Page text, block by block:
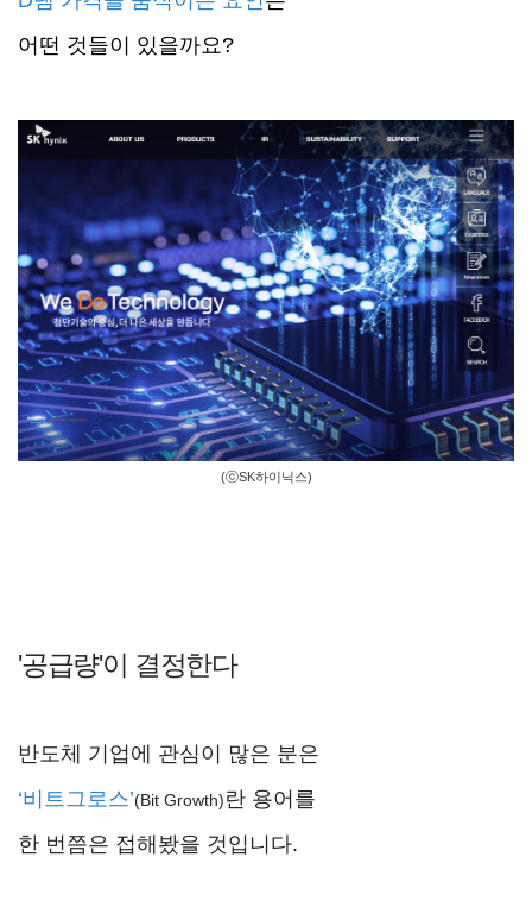
어떤 것들이 있을까요?
(ⓒSK하이닉스)
'공급량'이 결정한다
반도체 기업에 관심이 많은 분은
‘비트그로스’(Bit Growth)란 용어를
한 번쯤은 접해봤을 것입니다.